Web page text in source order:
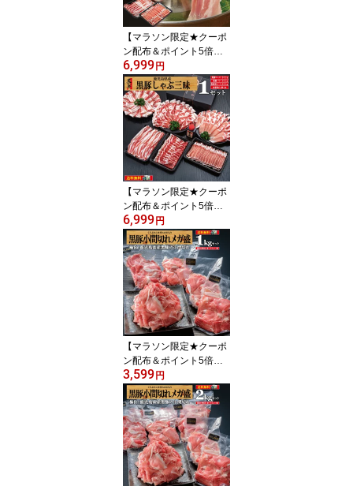
【マラソン限定★クーポ
ン配布＆ポイント5倍】
御中元 しゃぶしゃぶ 黒
豚 豚肉 送料無料 鍋 ギフ
ト プレゼント 贈り物 冷
凍 冷しゃぶ ロース バラ/
黒豚しゃぶしゃぶ1kg/黒
かつ亭 お取り寄せ【月間
優良ショップ受賞】【楽
天1位】
6,999円
【マラソン限定★クーポ
ン配布＆ポイント5倍】
御中元 しゃぶしゃぶ 鹿
児島県産 黒豚 ギフト 肉
送料無料 プレゼント 冷
凍 ロースしゃぶ バラし
ゃぶ 肩ロースしゃぶ ポ
ン酢 鍋/黒豚しゃぶ三昧/
黒かつ亭 お取り寄せ【月
間優良ショップ受賞】
【楽天1位】
6,999円
【マラソン限定★クーポ
ン配布＆ポイント5倍】
黒豚 豚肉 こま切れ 1kg
(250g×4) 送料無料 鹿児
島 国産 冷凍 肉 仕送り 真
空 豚小間 豚こま 業務用
【総合ランキング1位】/
黒豚こま切れ4/黒かつ亭
お取り寄せ【月間優良シ
ョップ受賞】
3,599円